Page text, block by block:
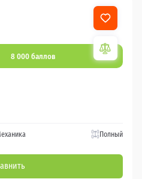
8 000 баллов
Полный